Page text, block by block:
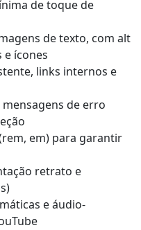
de toque de
de texto, com alt
ícones
links internos e
de erro
em) para garantir
retrato e
e áudio-